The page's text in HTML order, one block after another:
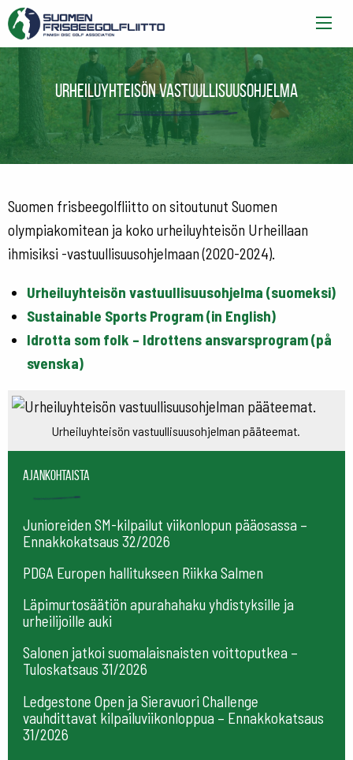
Urheiluyhteisön vastuullisuusohjelma
Suomen frisbeegolfliitto on sitoutunut Suomen
olympiakomitean ja koko urheiluyhteisön Urheillaan
ihmisiksi -vastuullisuusohjelmaan (2020-2024).
Urheiluyhteisön vastuullisuusohjelma (suomeksi)
Sustainable Sports Program (in English)
Idrotta som folk – Idrottens ansvarsprogram (på
svenska)
Urheiluyhteisön vastuullisuusohjelman pääteemat.
Ajankohtaista
Junioreiden SM-kilpailut viikonlopun pääosassa –
Ennakkokatsaus 32/2026
PDGA Europen hallitukseen Riikka Salmen
Läpimurtosäätiön apurahahaku yhdistyksille ja
urheilijoille auki
Salonen jatkoi suomalaisnaisten voittoputkea –
Tuloskatsaus 31/2026
Ledgestone Open ja Sieravuori Challenge
vauhdittavat kilpailuviikonloppua – Ennakkokatsaus
31/2026